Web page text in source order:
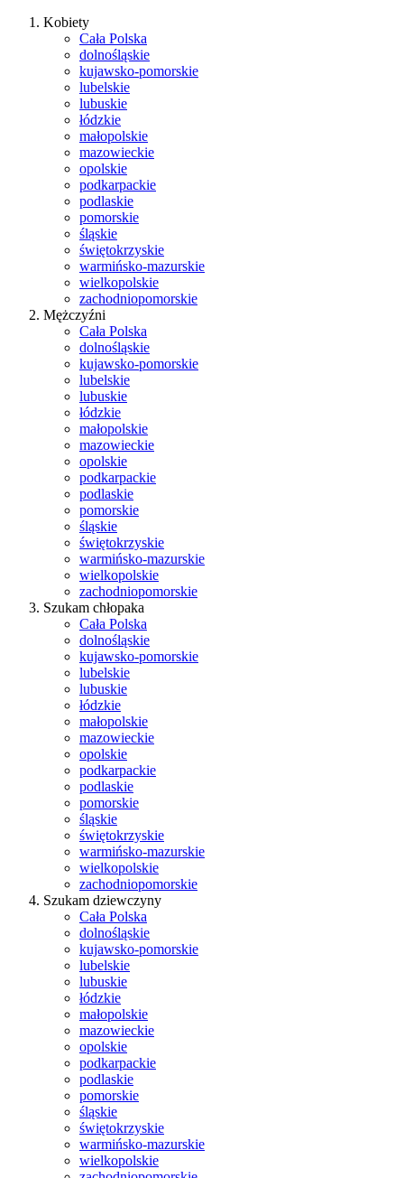
Kobiety
Cała Polska
dolnośląskie
kujawsko-pomorskie
lubelskie
lubuskie
łódzkie
małopolskie
mazowieckie
opolskie
podkarpackie
podlaskie
pomorskie
śląskie
świętokrzyskie
warmińsko-mazurskie
wielkopolskie
zachodniopomorskie
Mężczyźni
Cała Polska
dolnośląskie
kujawsko-pomorskie
lubelskie
lubuskie
łódzkie
małopolskie
mazowieckie
opolskie
podkarpackie
podlaskie
pomorskie
śląskie
świętokrzyskie
warmińsko-mazurskie
wielkopolskie
zachodniopomorskie
Szukam chłopaka
Cała Polska
dolnośląskie
kujawsko-pomorskie
lubelskie
lubuskie
łódzkie
małopolskie
mazowieckie
opolskie
podkarpackie
podlaskie
pomorskie
śląskie
świętokrzyskie
warmińsko-mazurskie
wielkopolskie
zachodniopomorskie
Szukam dziewczyny
Cała Polska
dolnośląskie
kujawsko-pomorskie
lubelskie
lubuskie
łódzkie
małopolskie
mazowieckie
opolskie
podkarpackie
podlaskie
pomorskie
śląskie
świętokrzyskie
warmińsko-mazurskie
wielkopolskie